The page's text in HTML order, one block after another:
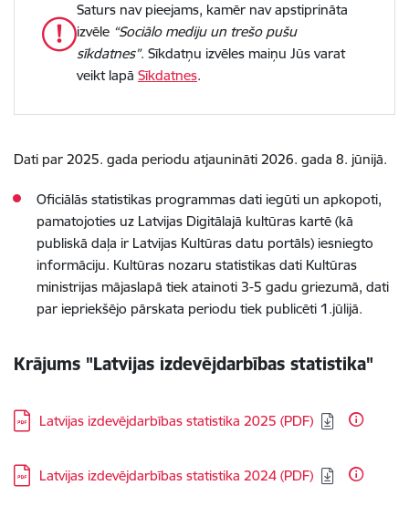
Saturs nav pieejams, kamēr nav apstiprināta
izvēle “Sociālo mediju un trešo pušu
sīkdatnes”. Sīkdatņu izvēles maiņu Jūs varat
veikt lapā Sīkdatnes.
Dati par 2025. gada periodu atjaunināti 2026. gada 8. jūnijā.
Oficiālās statistikas programmas dati iegūti un apkopoti,
pamatojoties uz Latvijas Digitālajā kultūras kartē (kā
publiskā daļa ir Latvijas Kultūras datu portāls) iesniegto
informāciju. Kultūras nozaru statistikas dati Kultūras
ministrijas mājaslapā tiek atainoti 3-5 gadu griezumā, dati
par iepriekšējo pārskata periodu tiek publicēti 1.jūlijā.
Krājums "Latvijas izdevējdarbības statistika"
Lejupielādēt:
Latvijas izdevējdarbības statistika 2025 (PDF)
Lejupielādēt:
Latvijas izdevējdarbības statistika 2024 (PDF)